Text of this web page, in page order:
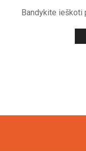
Bandykite ieškoti